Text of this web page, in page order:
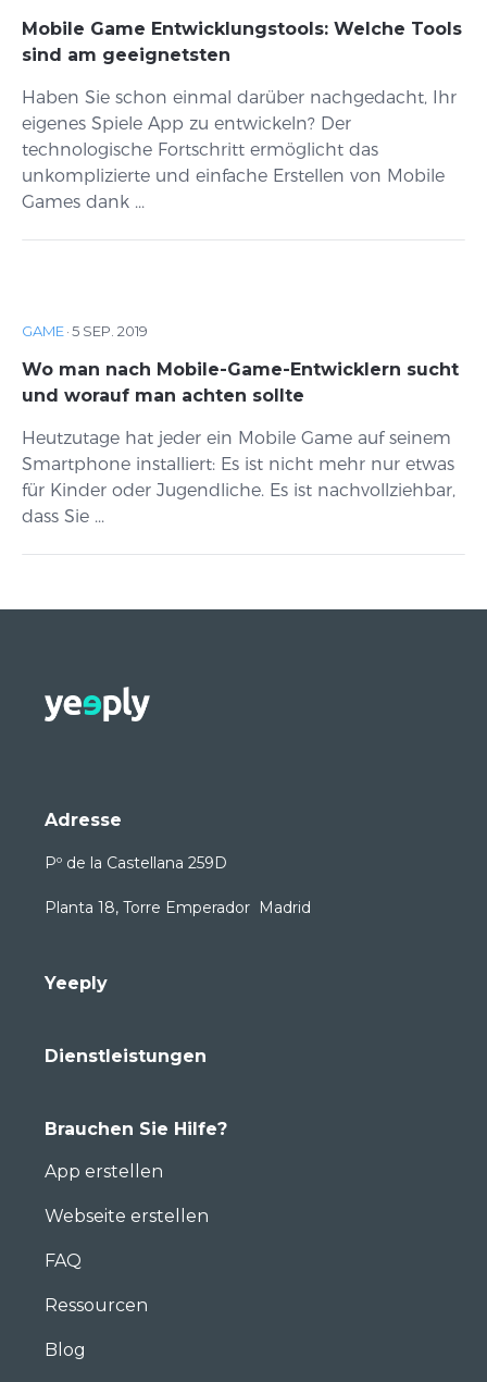
Mobile Game Entwicklungstools: Welche Tools
sind am geeignetsten
Haben Sie schon einmal darüber nachgedacht, Ihr
eigenes Spiele App zu entwickeln? Der
technologische Fortschritt ermöglicht das
unkomplizierte und einfache Erstellen von Mobile
Games dank ...
GAME·5 SEP. 2019
Wo man nach Mobile-Game-Entwicklern sucht
und worauf man achten sollte
Heutzutage hat jeder ein Mobile Game auf seinem
Smartphone installiert: Es ist nicht mehr nur etwas
für Kinder oder Jugendliche. Es ist nachvollziehbar,
dass Sie ...
Adresse
Pº de la Castellana 259D
Planta 18, Torre Emperador Madrid
Yeeply
Dienstleistungen
Brauchen Sie Hilfe?
App erstellen
Webseite erstellen
FAQ
Ressourcen
Blog